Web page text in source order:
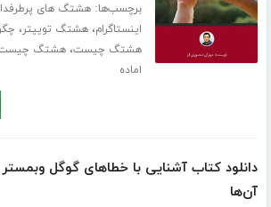
برچسب‌ها:هشتگ های
اینستاگرام،هشتگ توییتر،
هشتگ چیست،هشتگ چیست
اماده
دانلود کتاب آشنایی با خطاهای گوگل وبمستر
آن‌ها